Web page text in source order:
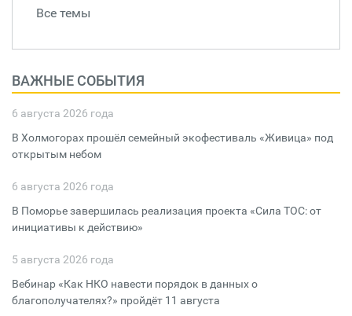
Все темы
ВАЖНЫЕ СОБЫТИЯ
6 августа 2026 года
В Холмогорах прошёл семейный экофестиваль «Живица» под
открытым небом
6 августа 2026 года
В Поморье завершилась реализация проекта «Сила ТОС: от
инициативы к действию»
5 августа 2026 года
Вебинар «Как НКО навести порядок в данных о
благополучателях?» пройдёт 11 августа